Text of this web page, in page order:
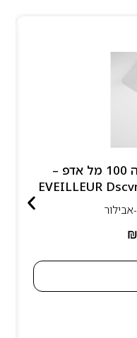
אבילור דיסקובר מי לאישה 100 מל אדפ –
EVEILLEUR
₪